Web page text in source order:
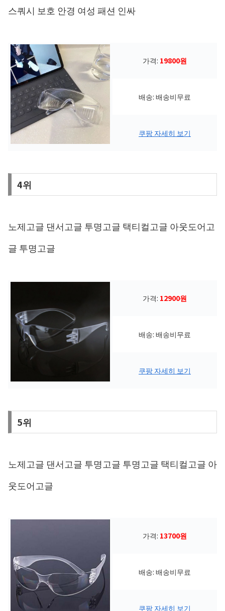
스쿼시 보호 안경 여성 패션 인싸
가격: 19800원
배송: 배송비무료
쿠팡 자세히 보기
4위
노제고글 댄서고글 투명고글 택티컬고글 아웃도어고
글 투명고글
가격: 12900원
배송: 배송비무료
쿠팡 자세히 보기
5위
노제고글 댄서고글 투명고글 투명고글 택티컬고글 아
웃도어고글
가격: 13700원
배송: 배송비무료
쿠팡 자세히 보기